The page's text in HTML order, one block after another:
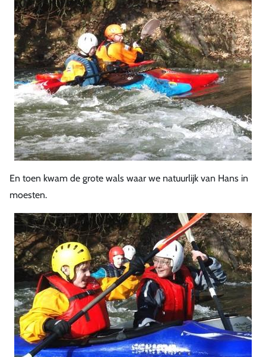
En toen kwam de grote wals waar we natuurlijk van Hans in
moesten.